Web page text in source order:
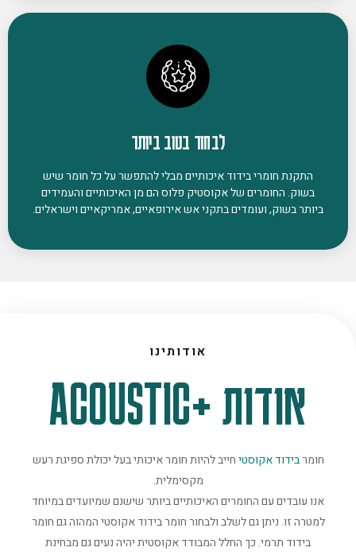
לבחור בטוב ביותר
התקנת חומרי בידוד איכותיים מבלי להתפשר על כל חומר שיש
בשוק. החומרים של אקוסטיק פלוס הם מן האיכותיים והעמידים
ביותר בשוק, ועומדים בתקני אש אירופאיים, אמריקאיים וישראלים.
אודותינו
אודות +ACOUSTIC
חומרבידוד אקוסטיחייב להיות חומר איכותי בעל יכולת ספיגת רעש
מקסימלית.
אנו עובדים עם החומרים האיכותיים ביותר שישנם שמיועדים במיוחד
למטרה זו. ניתן גם לשלב ולבחור חומר בידוד אקוסטי המהוה גם חומר
בידוד תרמי. כך החלל המבודד אקוסטית יהיה נעים גם מבחינת